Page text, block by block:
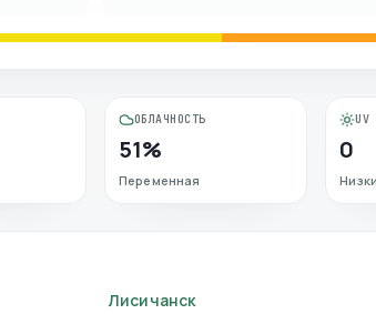
ОБЛАЧНОСТЬ
51%
Переменная
UV
0
Лисичанск